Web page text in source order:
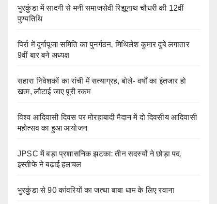
भुरकुंडा में सादगी से मनी समाजसेवी रिझूनाथ चौधरी की 12वीं
पुण्यतिथि
पिर्रा में दुर्गापूजा समिति का पुनर्गठन, मिथिलेश कुमार दुबे लगातार
9वीं बार बने अध्यक्ष
सहारा निवेशकों का रांची में सत्याग्रह, बोले- वर्षों का इंतजार हो
खत्म, लौटाई जाए पूरी रकम
विश्व आदिवासी दिवस पर मोरहाबादी मैदान में दो दिवसीय आदिवासी
महोत्सव का हुआ आयोजन
JPSC में बड़ा प्रशासनिक झटका: तीन सदस्यों ने छोड़ा पद,
इस्तीफे ने बढ़ाई हलचल
भुरकुंडा से 90 कांवरियों का जत्था बाबा धाम के लिए रवाना